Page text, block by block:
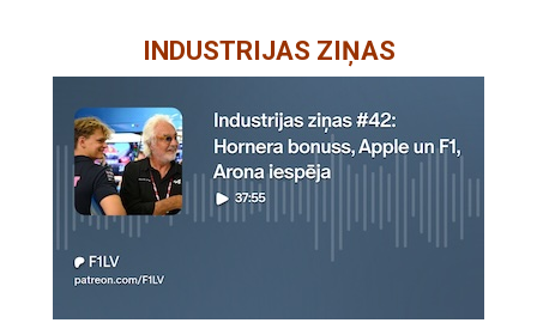
INDUSTRIJAS ZIŅAS